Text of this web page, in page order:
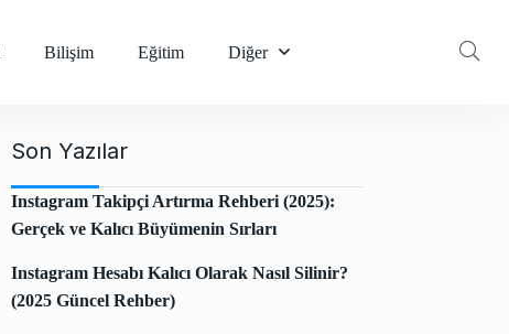
Bilişim Eğitim Diğer
Son Yazılar
Instagram Takipçi Artırma Rehberi (2025):
Gerçek ve Kalıcı Büyümenin Sırları
Instagram Hesabı Kalıcı Olarak Nasıl Silinir?
(2025 Güncel Rehber)